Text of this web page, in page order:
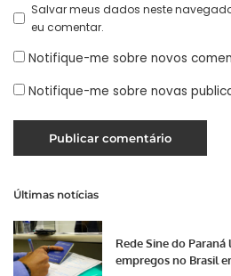
Salvar meus dados neste
eu comentar.
Notifique-me sobre novos
Notifique-me sobre novas
Últimas notícias
Rede Sine do
empregos no Brasil